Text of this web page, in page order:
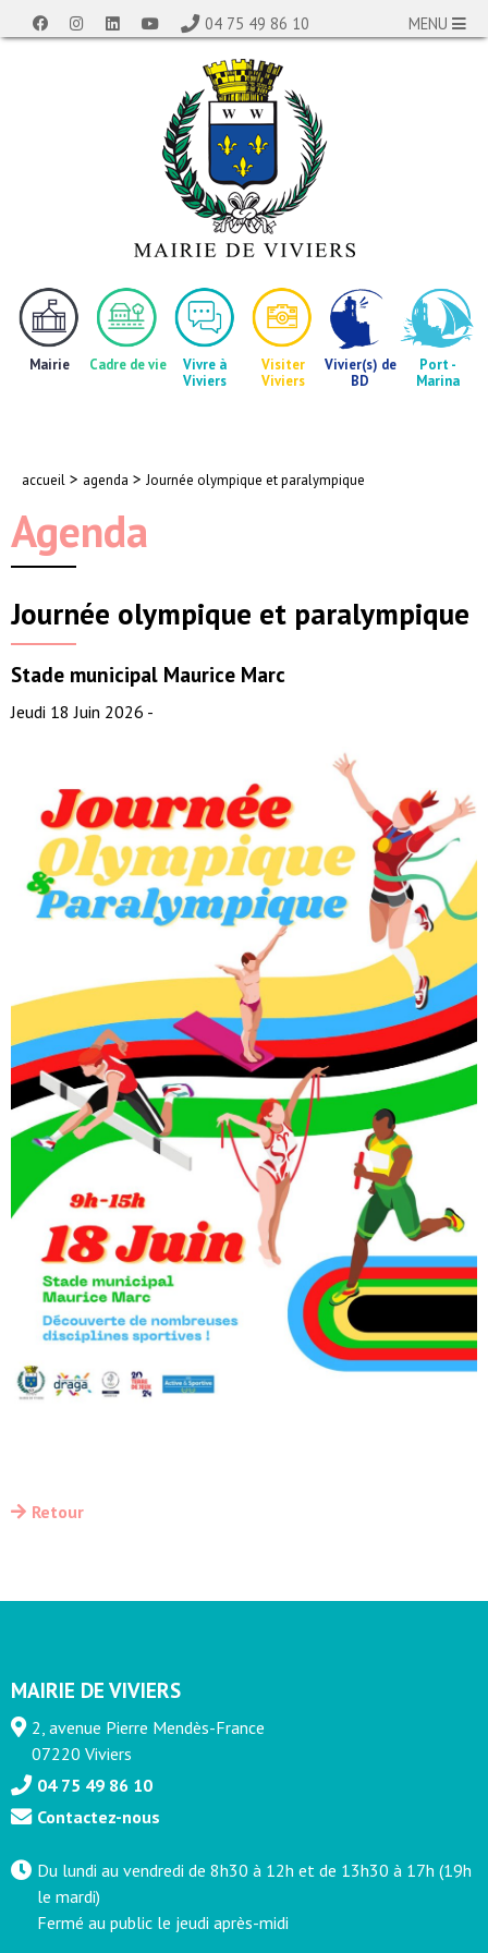
04 75 49 86 10 MENU
Mairie Cadre de vie
Vivre à
Viviers
Visiter
Viviers
Vivier(s) de
BD
Port -
Marina
accueil > agenda > Journée olympique et paralympique
Agenda
Journée olympique et paralympique
Stade municipal Maurice Marc
Jeudi 18 Juin 2026 -
Retour
MAIRIE DE VIVIERS
2, avenue Pierre Mendès-France
07220 Viviers
04 75 49 86 10
Contactez-nous
Du lundi au vendredi de 8h30 à 12h et de 13h30 à 17h (19h
le mardi)
Fermé au public le jeudi après-midi